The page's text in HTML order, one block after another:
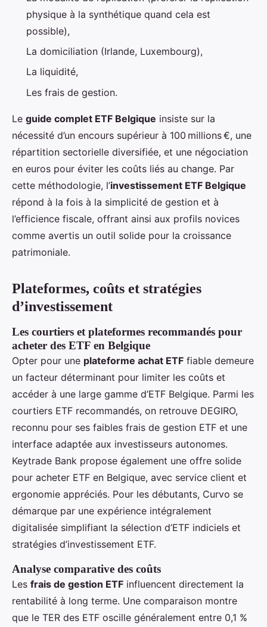
physique à la synthétique quand cela est
possible),
La domiciliation (Irlande, Luxembourg),
La liquidité,
Les frais de gestion.
Le guide complet ETF Belgique insiste sur la
nécessité d’un encours supérieur à 100 millions €, une
répartition sectorielle diversifiée, et une négociation
en euros pour éviter les coûts liés au change. Par
cette méthodologie, l’investissement ETF Belgique
répond à la fois à la simplicité de gestion et à
l’efficience fiscale, offrant ainsi aux profils novices
comme avertis un outil solide pour la croissance
patrimoniale.
Plateformes, coûts et stratégies
d’investissement
Les courtiers et plateformes recommandés pour
acheter des ETF en Belgique
Opter pour une plateforme achat ETF fiable demeure
un facteur déterminant pour limiter les coûts et
accéder à une large gamme d’ETF Belgique. Parmi les
courtiers ETF recommandés, on retrouve DEGIRO,
reconnu pour ses faibles frais de gestion ETF et une
interface adaptée aux investisseurs autonomes.
Keytrade Bank propose également une offre solide
pour acheter ETF en Belgique, avec service client et
ergonomie appréciés. Pour les débutants, Curvo se
démarque par une expérience intégralement
digitalisée simplifiant la sélection d’ETF indiciels et
stratégies d’investissement ETF.
Analyse comparative des coûts
Les frais de gestion ETF influencent directement la
rentabilité à long terme. Une comparaison montre
que le TER des ETF oscille généralement entre 0,1 %